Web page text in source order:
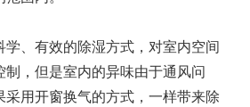
、有效的除湿方式，对室内空间
制，但是室内的异味由于通风问
用开窗换气的方式，一样带来除